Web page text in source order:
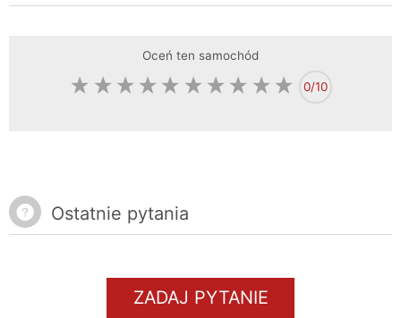
Oceń ten samochód
0/10
Ostatnie pytania
ZADAJ PYTANIE